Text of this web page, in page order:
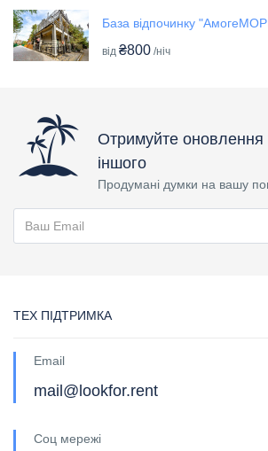
База відпочинку
від ₴800 /ніч
Отримуйте оновлення
іншого
Продумані думки на вашу
ТЕХ ПІДТРИМКА
Email
mail@lookfor.rent
Соц мережі